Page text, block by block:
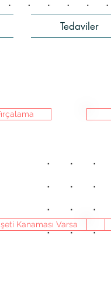
Tedaviler
Kanaması Varsa